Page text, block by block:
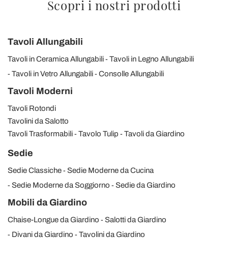
Scopri i nostri prodotti
Tavoli Allungabili
Tavoli in Ceramica Allungabili
Tavoli in Legno Allungabili
Tavoli in Vetro Allungabili
Consolle Allungabili
Tavoli Moderni
Tavoli Rotondi
Tavolini da Salotto
Tavoli Trasformabili
Tavolo Tulip Tavoli da Giardino
Sedie
Sedie Classiche
Sedie Moderne da Cucina
Sedie Moderne da Soggiorno
Sedie da Giardino
Mobili da Giardino
Chaise-Longue da Giardino
Salotti da Giardino
Divani da Giardino
Tavolini da Giardino